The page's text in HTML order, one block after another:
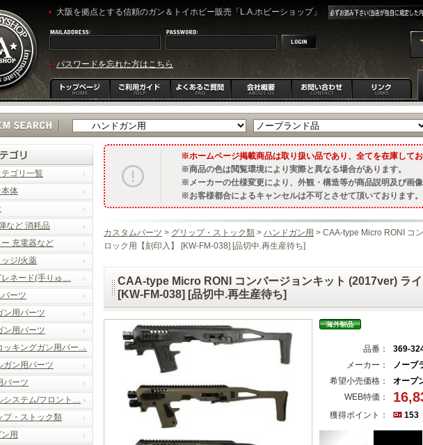
大阪を拠点とする信頼のガン＆トイホビー販売「L.A.ホビーショップ」
パスワードを忘れた方はこちら
ゴリ一覧
本体
など 消耗品
充電器など
ジ/火薬
レネード(手りゅ…
ーツ
ン用パーツ
ン用パーツ
ッキングガン用パー…
ガン用パーツ
パーツ
システム/フロント…
プ・ストック類
用
ホームページ掲載商品は取り扱い品であり、全てを在庫してお
商品の色は閲覧環境により実際と異なる場合があります。
メーカーの仕様変更により、外観・構造等が商品説明及び画
お客様都合によるキャンセルは不可とさせて頂いております。
カスタムパーツ > グリップ・ストック類 > ハンドガン用 > CAA-type Micro RONI コ
ロック用【刻印入】 [KW-FM-038] [品切中.再生産待ち]
CAA-type Micro RONI コンバージョンキット (2017ver) ライ
[KW-FM-038] [品切中.再生産待ち]
品番：
369-
メーカー：
ノーブ
希望小売価格：
オープ
WEB特価：
獲得ポイント：
153